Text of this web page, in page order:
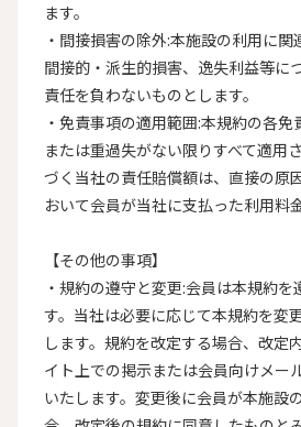
ます。
・間接損害の除外:本施設の利用に
間接的・派生的損害、逸失利益等に
責任を負わないものとします。
・免責事項の適用範囲:本規約の各
または重過失がない限りすべて適用
づく当社の責任賠償額は、直接の原
おいて会員が当社に支払った利用料
【その他の事項】
・規約の遵守と変更:会員は本規約
す。当社は必要に応じて本規約を変
します。規約を改定する場合、改定
イト上での掲示または会員向けメー
いたします。変更後に会員が本施設